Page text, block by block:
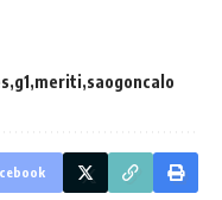
g1 meriti saogoncalo